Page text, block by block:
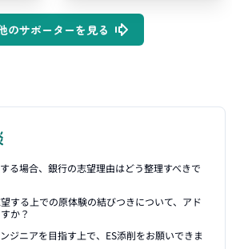
のサポーターを見る
る場合、銀行の志望理由はどう整理すべきで
する上での原体験の結びつきについて、アド
か？
ジニアを目指す上で、ES添削をお願いできま